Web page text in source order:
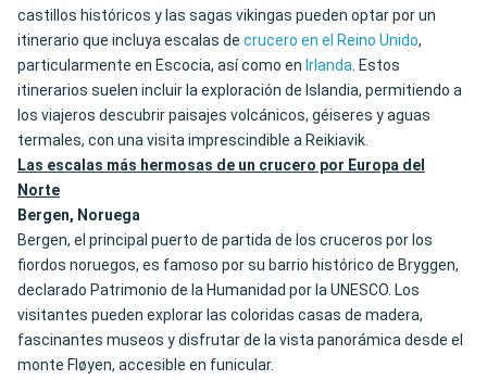
castillos históricos y las sagas vikingas pueden optar por un
itinerario que incluya escalas de crucero en el Reino Unido,
particularmente en Escocia, así como en Irlanda. Estos
itinerarios suelen incluir la exploración de Islandia, permitiendo a
los viajeros descubrir paisajes volcánicos, géiseres y aguas
termales, con una visita imprescindible a Reikiavik.
Las escalas más hermosas de un crucero por Europa del
Norte
Bergen, Noruega
Bergen, el principal puerto de partida de los cruceros por los
fiordos noruegos, es famoso por su barrio histórico de Bryggen,
declarado Patrimonio de la Humanidad por la UNESCO. Los
visitantes pueden explorar las coloridas casas de madera,
fascinantes museos y disfrutar de la vista panorámica desde el
monte Fløyen, accesible en funicular.